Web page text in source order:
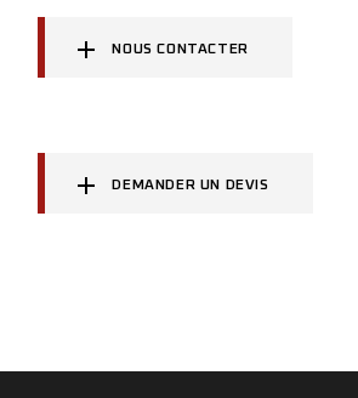
NOUS CONTACTER
DEMANDER UN DEVIS